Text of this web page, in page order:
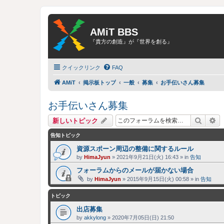
AMiT BBS
『貴方の創造』が『世界を創る』
クイックリンク FAQ
AMiT 掲示板トップ 一般 募集 お手伝いさん募集
お手伝いさん募集
新しいトピック 検索
告知トピック
資源スポーン周辺の整備に関するルール
by HimaJyun » 2021年9月21日(火) 16:43 » in 告知
フォーラムからのメールが届かない場合
by HimaJyun » 2015年9月15日(火) 00:58 » in 告知
トピック
出店募集
by akkylong » 2020年7月05日(日) 21:50